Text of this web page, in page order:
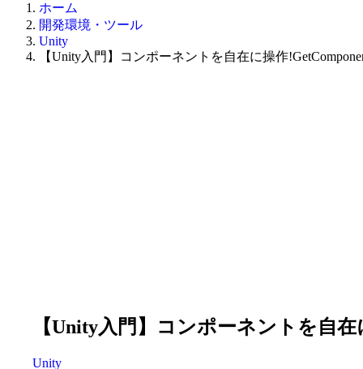
ホーム
開発環境・ツール
Unity
【Unity入門】コンポーネントを自在に操作
【Unity入門】コンポーネントを自
Unity